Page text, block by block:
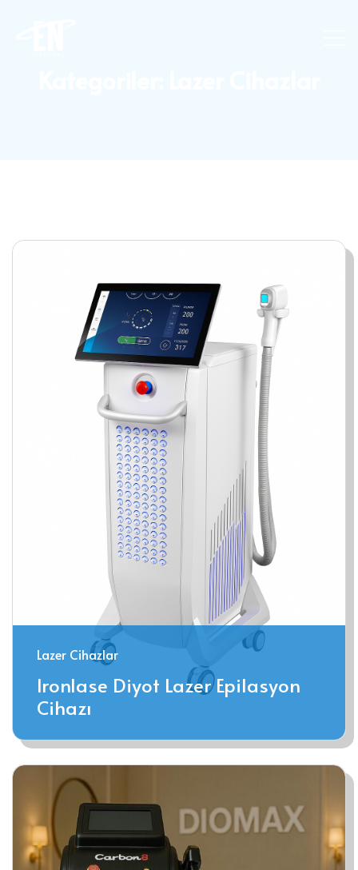
Lazer Cihazlar
Ironlase Diyot Lazer Epilasyon
Cihazı